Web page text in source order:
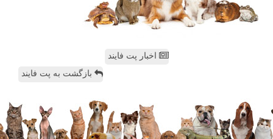
اخبار پت فایند
بازگشت به پت فایند